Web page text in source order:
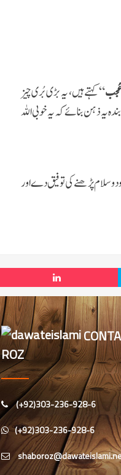
“ کہتے ہیں، یہ بڑی بُری چیز
ذہن بنائے کہ یہ خوبی اللہ
سلام پڑھنے کی توفیق دے اور
ROZ
(+92)303-236-928-6
(+92)303-236-928-6